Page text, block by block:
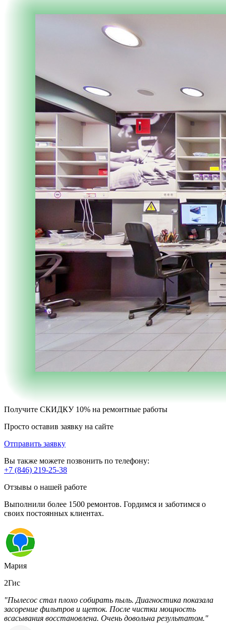
Получите СКИДКУ 10% на ремонтные работы
Просто оставив заявку на сайте
Отправить заявку
Вы также можете позвонить по телефону:
+7 (846) 219-25-38
Отзывы о нашей работе
Выполнили более 1500 ремонтов. Гордимся и заботимся о
своих постоянных клиентах.
Мария
2Гис
"Пылесос стал плохо собирать пыль. Диагностика показала
засорение фильтров и щеток. После чистки мощность
всасывания восстановлена. Очень довольна результатом."